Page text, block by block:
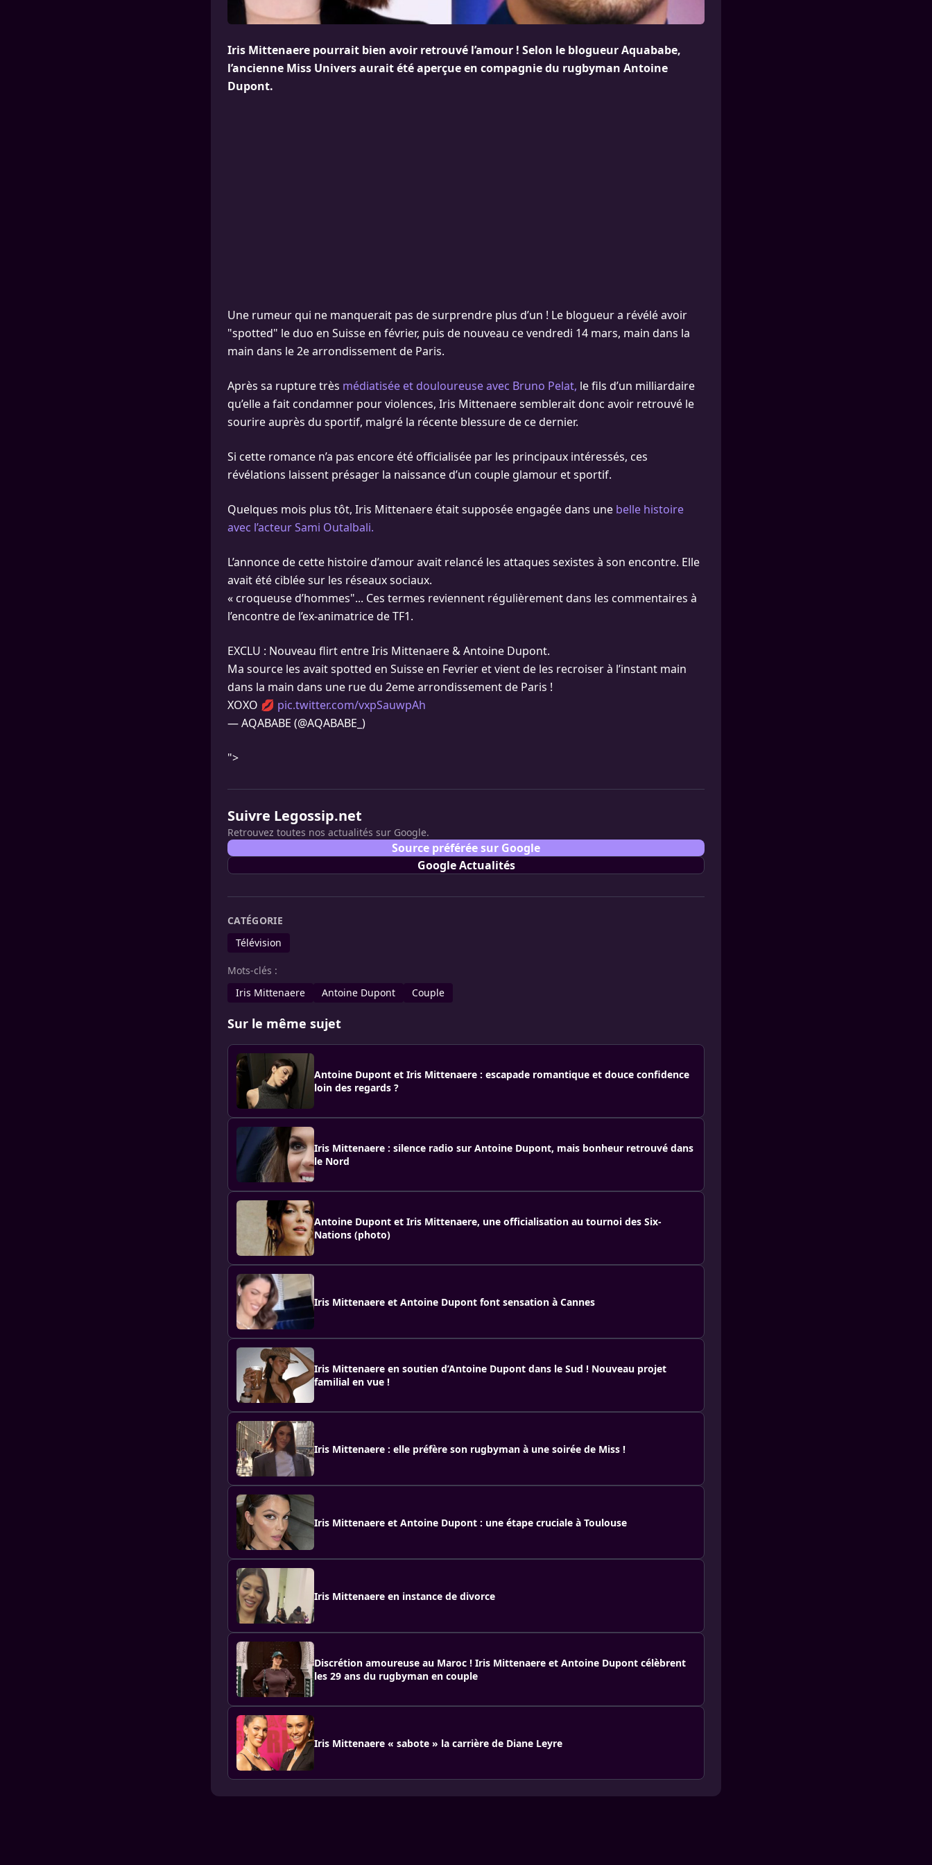
Iris Mittenaere pourrait bien avoir retrouvé l’amour ! Selon le blogueur Aquababe,
l’ancienne Miss Univers aurait été aperçue en compagnie du rugbyman Antoine
Dupont.
Une rumeur qui ne manquerait pas de surprendre plus d’un ! Le blogueur a révélé avoir
"spotted" le duo en Suisse en février, puis de nouveau ce vendredi 14 mars, main dans la
main dans le 2e arrondissement de Paris.
Après sa rupture très médiatisée et douloureuse avec Bruno Pelat, le fils d’un milliardaire
qu’elle a fait condamner pour violences, Iris Mittenaere semblerait donc avoir retrouvé le
sourire auprès du sportif, malgré la récente blessure de ce dernier.
Si cette romance n’a pas encore été officialisée par les principaux intéressés, ces
révélations laissent présager la naissance d’un couple glamour et sportif.
Quelques mois plus tôt, Iris Mittenaere était supposée engagée dans une belle histoire
avec l’acteur Sami Outalbali.
L’annonce de cette histoire d’amour avait relancé les attaques sexistes à son encontre. Elle
avait été ciblée sur les réseaux sociaux.
« croqueuse d’hommes"... Ces termes reviennent régulièrement dans les commentaires à
l’encontre de l’ex-animatrice de TF1.
EXCLU : Nouveau flirt entre Iris Mittenaere & Antoine Dupont.
Ma source les avait spotted en Suisse en Fevrier et vient de les recroiser à l’instant main
dans la main dans une rue du 2eme arrondissement de Paris !
XOXO 💋 pic.twitter.com/vxpSauwpAh
— AQABABE (@AQABABE_)
">
Suivre Legossip.net
Retrouvez toutes nos actualités sur Google.
Source préférée sur Google
Google Actualités
CATÉGORIE
Télévision
Mots-clés :
Iris Mittenaere
Antoine Dupont Couple
Sur le même sujet
Antoine Dupont et Iris Mittenaere : escapade romantique et douce confidence
loin des regards ?
Iris Mittenaere : silence radio sur Antoine Dupont, mais bonheur retrouvé dans
le Nord
Antoine Dupont et Iris Mittenaere, une officialisation au tournoi des Six-
Nations (photo)
Iris Mittenaere et Antoine Dupont font sensation à Cannes
Iris Mittenaere en soutien d’Antoine Dupont dans le Sud ! Nouveau projet
familial en vue !
Iris Mittenaere : elle préfère son rugbyman à une soirée de Miss !
Iris Mittenaere et Antoine Dupont : une étape cruciale à Toulouse
Iris Mittenaere en instance de divorce
Discrétion amoureuse au Maroc ! Iris Mittenaere et Antoine Dupont célèbrent
les 29 ans du rugbyman en couple
Iris Mittenaere « sabote » la carrière de Diane Leyre